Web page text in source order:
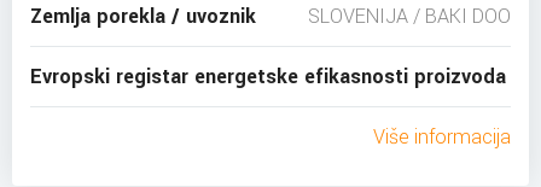
Zemlja porekla / uvoznik SLOVENIJA / BAKI DOO
Evropski registar energetske efikasnosti proizvoda
Više informacija